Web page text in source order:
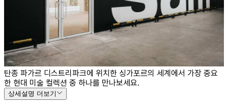
탄종 파가르 디스트리파크에 위치한 싱가포르의 세계에서 가장 중요
한 현대 미술 컬렉션 중 하나를 만나보세요.
상세설명 더보기